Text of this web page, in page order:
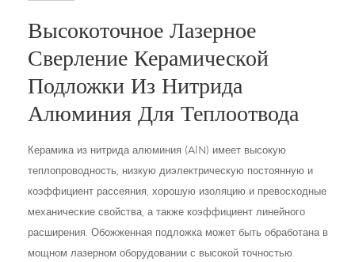
Высокоточное Лазерное
Сверление Керамической
Подложки Из Нитрида
Алюминия Для Теплоотвода
Керамика из нитрида алюминия (AlN) имеет высокую
теплопроводность, низкую диэлектрическую постоянную и
коэффициент рассеяния, хорошую изоляцию и превосходные
механические свойства, а также коэффициент линейного
расширения. Обожженная подложка может быть обработана в
мощном лазерном оборудовании с высокой точностью.